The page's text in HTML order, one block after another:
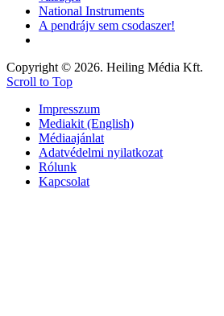
National Instruments
A pendrájv sem csodaszer!
Copyright © 2026. Heiling Média Kft.
Scroll to Top
Impresszum
Mediakit (English)
Médiaajánlat
Adatvédelmi nyilatkozat
Rólunk
Kapcsolat